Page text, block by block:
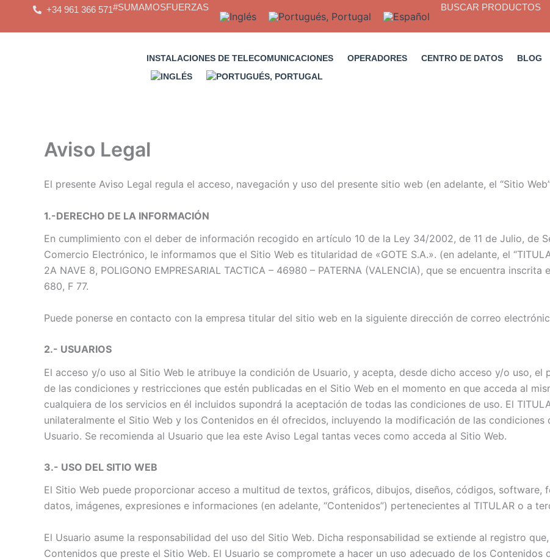
+34 961 366 571#SUMAMOSFUERZAS BUSCAR PRODUCTOS
INSTALACIONES DE TELECOMUNICACIONES OPERADORES CENTRO DE DATOS BLOG
Aviso Legal
El presente Aviso Legal regula el acceso, navegación y uso del presente sitio web (en adelante, el “Sitio
1.-DERECHO DE LA INFORMACIÓN
En cumplimiento con el deber de información recogido en artículo 10 de la Ley 34/2002, de 11 de Julio, de
Comercio Electrónico, le informamos que el Sitio Web es titularidad de «GOTE S.A.». (en adelante, el
2A NAVE 8, POLIGONO EMPRESARIAL TACTICA – 46980 – PATERNA (VALENCIA), que se encuentra inscrita
680, F 77.
Puede ponerse en contacto con la empresa titular del sitio web en la siguiente dirección de correo
2.- USUARIOS
El acceso y/o uso al Sitio Web le atribuye la condición de Usuario, y acepta, desde dicho acceso y/o uso, el
de las condiciones y restricciones que estén publicadas en el Sitio Web en el momento en que acceda al
cualquiera de los servicios en él incluidos supondrá la aceptación de todas las condiciones de uso. El
unilateralmente el Sitio Web y los Contenidos en él ofrecidos, incluyendo la modificación de las condiciones
Usuario. Se recomienda al Usuario que lea este Aviso Legal tantas veces como acceda al Sitio Web.
3.- USO DEL SITIO WEB
El Sitio Web puede proporcionar acceso a multitud de textos, gráficos, dibujos, diseños, códigos, software,
datos, imágenes, expresiones e informaciones (en adelante, “Contenidos”) pertenecientes al TITULAR o a
El Usuario asume la responsabilidad del uso del Sitio Web. Dicha responsabilidad se extiende al registro
Contenidos que preste el Sitio Web. El Usuario se compromete a hacer un uso adecuado de los